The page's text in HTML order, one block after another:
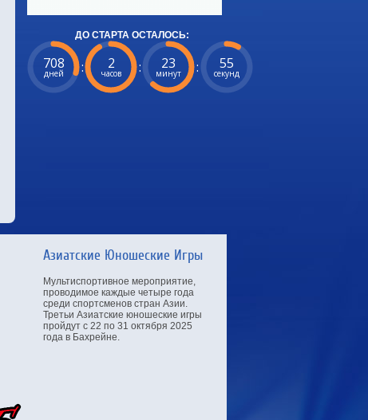
ДО СТАРТА ОСТАЛОСЬ:
708
дней : 2
часов : 23
минут : 54
секунд
Азиатские Юношеские Игры
Мультиспортивное мероприятие,
проводимое каждые четыре года
среди спортсменов стран Азии.
Третьи Азиатские юношеские игры
пройдут с 22 по 31 октября 2025
года в Бахрейне.